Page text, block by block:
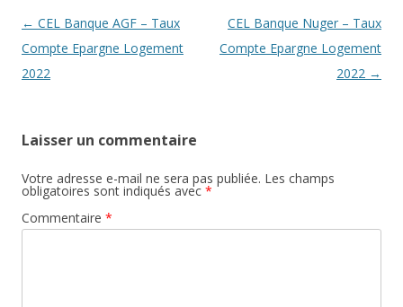
Navigation
des
articles
← CEL Banque AGF – Taux
Compte Epargne Logement
2022
CEL Banque Nuger – Taux
Compte Epargne Logement
2022 →
Laisser un commentaire
Votre adresse e-mail ne sera pas publiée. Les champs
obligatoires sont indiqués avec *
Commentaire *